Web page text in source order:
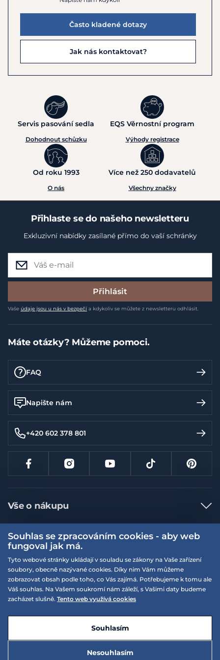
Často kladené dotazy
Jak nás kontaktovat?
Servis pasování sedla
Dohodnout schůzku
EQS Věrnostní program
Výhody registrace
Od roku 1993
O nás
Více než 250 dodavatelů
Všechny značky
Přihlaste se do našeho newsletteru
Exkluzivní nabídky zasílané přímo do vaší schránky
Přihlásit
Vaše údaje jsou u nás v bezpečí a kdykoliv se můžete z newsletteru odhlásit.
Máte otázky? Můžeme pomoci.
FAQ
Napište nám
+420 602 378 801
Vše o nákupu
Jak nakupovat
Nejčastější dotazy
Doprava a platba
Vrácení a výměna zboží
Reklamace
Více informací
Obchodní podmínky
Podmínky EQS věrnostního klubu
On-line katalogy
Dotace
Naše prodejny
EQS Rudná
EQS Praha 9 - Letňany
Nyní zavřeno ‧ otevřeno od 09:00, Pá
Souhlas se zpracováním cookies - aby web
fungoval jak má.
Tyto webové stránky ukládají v souladu se zákony na Vaše zařízení
soubory, obecně nazývané cookies. Díky nim Vám můžeme
zobrazovat obsah podle toho, co Vás zajímá. Potřebujeme k tomu ale
Váš souhlas. Na Vašem soukromí nám záleží, s Vašimi daty budeme
zacházet slušně. Tento web využívá cookies
Nesouhlasím
Souhlasím